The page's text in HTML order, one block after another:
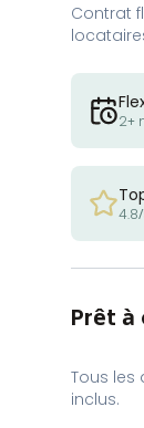
Contrat
2+
Prêt
Tous
inclus.